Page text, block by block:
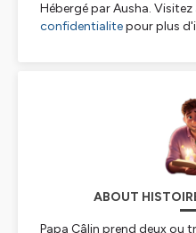
Hébergé par Ausha. Visitez
confidentialitepour plus
ABOUT
Papa Câlin prend deux ou